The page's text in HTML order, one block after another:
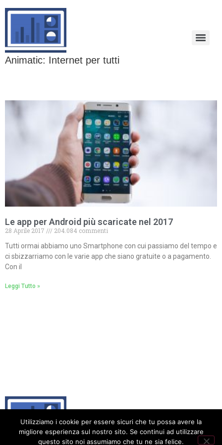
Animatic: Internet per tutti
Le app per Android più scaricate nel 2017
28 Aprile 2017
204.084 commenti
Tutti ormai abbiamo uno Smartphone con cui passiamo del tempo e
ci sbizzarriamo con le varie app che siano gratuite o a pagamento.
Con il
Leggi Tutto »
Utilizziamo i cookie per essere sicuri che tu possa avere la
migliore esperienza sul nostro sito. Se continui ad utilizzare
questo sito noi assumiamo che tu ne sia felice.